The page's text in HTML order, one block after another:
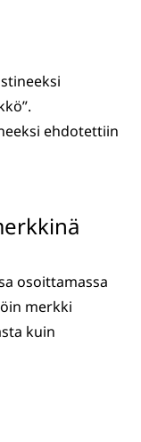
ehdotettiin
osoittamassa
merkki
kuin